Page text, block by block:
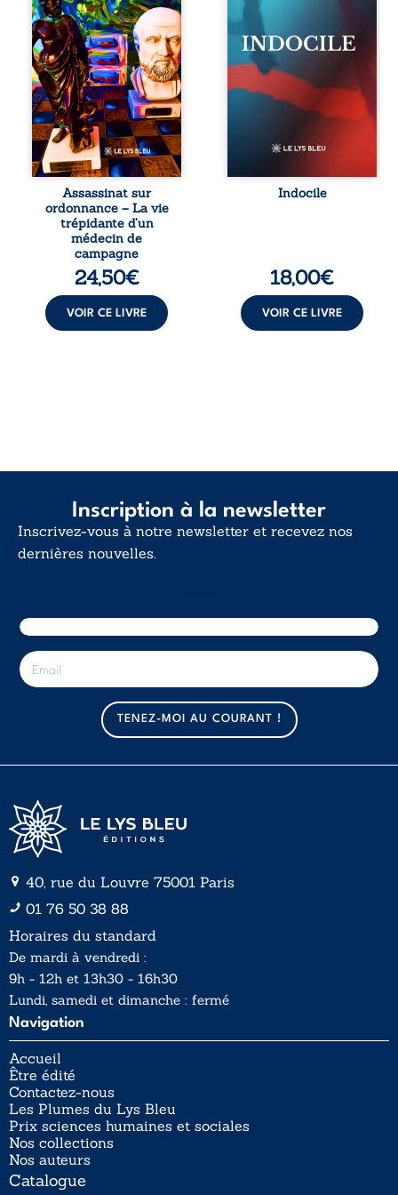
réédition enrichie
et actualisée du
témoignage du
Docteur Marc
Biencourt, ancien
médecin de
famille, qui revient
sur son parcours
médical, syndical
et ordinal. Depuis
septembre 2013, il
raconte le long
combat qui l’a
conduit à être
écarté du corps
médical, malgré
une décision de
première instance
Assassinat sur
ordonnance – La vie
trépidante d’un
médecin de
campagne
24,50€
VOIR CE LIVRE
silences qu’on ne
déchiffre pas, les
amours qu’on
dérange, les corps
qu’on administre
et les liens qu’on
sabote, cet
ouvrage parle à
vivent trop fort,
trop vrai, trop tôt.
traversée. Une
langue nue. Une
Indocile
18,00€
VOIR CE LIVRE
Inscription à la newsletter
Inscrivez-vous à notre newsletter et recevez nos
dernières nouvelles.
E
-
m
TENEZ-MOI AU COURANT !
40, rue du Louvre 75001 Paris
01 76 50 38 88
Horaires du standard
De mardi à vendredi :
9h - 12h et 13h30 - 16h30
Lundi, samedi et dimanche : fermé
Navigation
Accueil
Être édité
Contactez-nous
Les Plumes du Lys Bleu
Prix sciences humaines et sociales
Nos collections
Nos auteurs
Catalogue